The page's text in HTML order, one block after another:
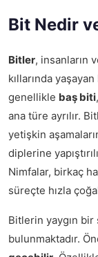
Bit Nedir
Bitler, insanların
kıllarında
genellikle baş biti,
ana türe ayrılır.
yetişkin
diplerine
Nimfalar, birkaç
süreçte hızla
Bitlerin yaygın
bulunmaktadır.